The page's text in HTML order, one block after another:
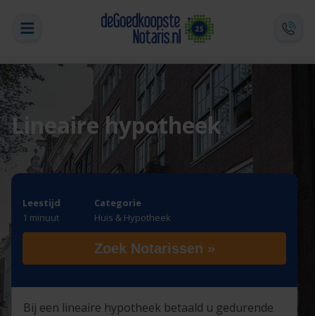
Lineaire hypotheek
Leestijd
1 minuut
Categorie
Huis & Hypotheek
Zoek Notarissen »
Bij een lineaire hypotheek betaald u gedurende